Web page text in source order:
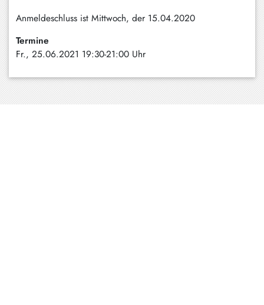
Anmeldeschluss ist Mittwoch, der 15.04.2020
Termine
Fr., 25.06.2021 19:30-21:00 Uhr